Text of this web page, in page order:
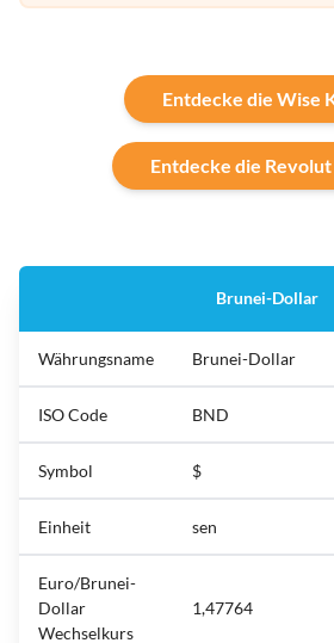
Entdecke die Wise
Entdecke die
Brunei-Dollar
Währungsname Brunei-Dollar
ISO Code BND
Symbol $
Einheit sen
Euro/Brunei-
Dollar
Wechselkurs
1,47764